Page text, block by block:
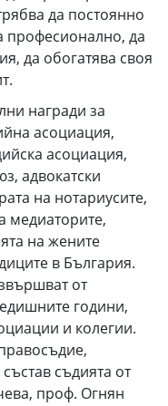
да постоянно
професионално, да
да обогатява своя
награди за
асоциация,
асоциация,
адвокатски
на нотариусите,
медиаторите,
на жените
в България.
от
години,
и колегии.
съдията от
проф. Огнян